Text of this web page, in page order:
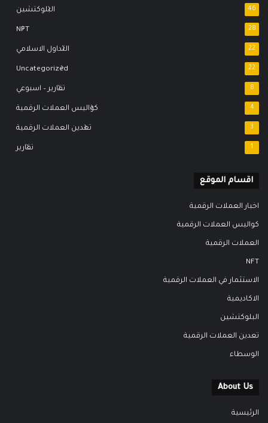
البلوكتشين 46
NFT 28
التداول الاسلامي 22
Uncategorized 22
تقارير – اسبوعي 8
كواليس العملات الرقمية 4
تعدين العملات الرقمية 3
تقارير 1
اقسام الموقع
اخبار العملات الرقمية
كواليس العملات الرقمية
العملات الرقمية
NFT
الاستثمار في العملات الرقمية
الاكاديمية
البلوكتشين
تعدين العملات الرقمية
الوسطاء
About Us
الرئيسية